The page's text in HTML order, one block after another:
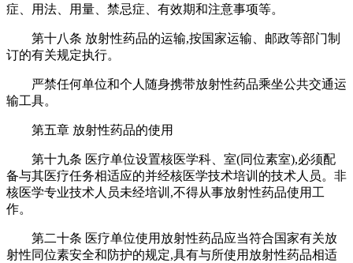
症、用法、用量、禁忌症、有效期和注意事项等。
第十八条 放射性药品的运输,按国家运输、邮政等部门制
订的有关规定执行。
严禁任何单位和个人随身携带放射性药品乘坐公共交通运
输工具。
第五章 放射性药品的使用
第十九条 医疗单位设置核医学科、室(同位素室),必须配
备与其医疗任务相适应的并经核医学技术培训的技术人员。非
核医学专业技术人员未经培训,不得从事放射性药品使用工
作。
第二十条 医疗单位使用放射性药品应当符合国家有关放
射性同位素安全和防护的规定,具有与所使用放射性药品相适